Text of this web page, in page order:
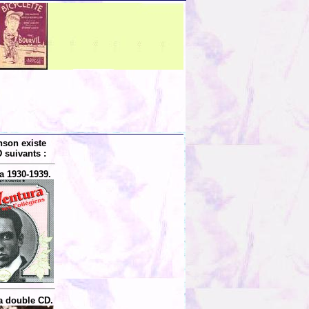
existe
suivants :
1930-1939.
double CD.